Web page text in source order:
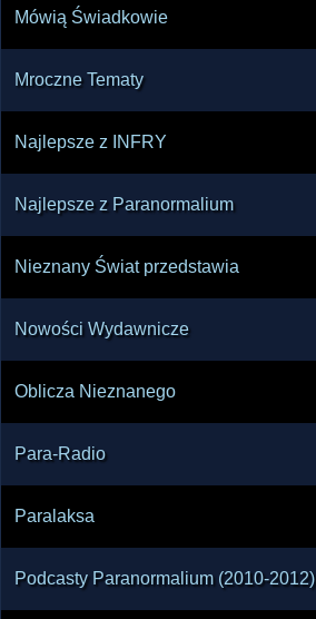
Mówią Świadkowie
Mroczne Tematy
Najlepsze z INFRY
Najlepsze z Paranormalium
Nieznany Świat przedstawia
Nowości Wydawnicze
Oblicza Nieznanego
Para-Radio
Paralaksa
Podcasty Paranormalium (2010-2012)